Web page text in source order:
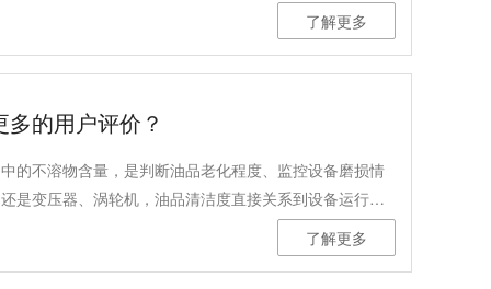
维度，聊聊碱性氮测定仪的售后服务那些事儿。了解更多
的用户评价？
的不溶物含量，是判断油品老化程度、监控设备磨损情
是变压器、涡轮机，油品清洁度直接关系到设备运行的
了解更多